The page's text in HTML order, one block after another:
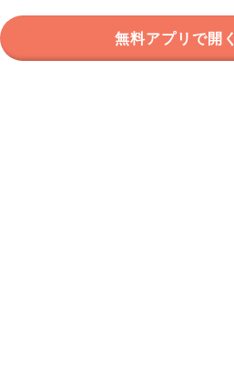
無料アプリで開く